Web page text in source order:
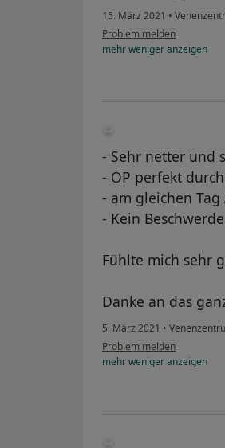
15. März 2021 •
Problem melden
mehrwenigeranzeigen
- Sehr netter und
- OP perfekt
- am gleichen
- Kein
Fühlte mich sehr
Danke an das
5. März 2021 •
Problem melden
mehrwenigeranzeigen